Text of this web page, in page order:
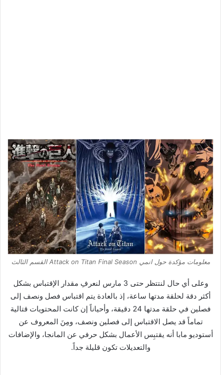
معلومات مؤكدة حول انمي Attack on Titan Final Season القسم الثالث
وعلى أي حال لنتتظر حتى 3 مارس لنعرفِ مقدار الإقتباس بشكل
أكثر دقة لحلقة مدتها ساعة، إذ بالعادة يتم اقتباس فصل ونصف إلى
فصلين في حلقة مدتها 24 دقيقة، وأحياناً إن كانت المحتويات قتالية
تماماً قد يصل الاقتباس إلى فصلين ونصف، ومِنَ المعروف عن
أستوديو مابا أنه يقتبِس الأعمال بشكل حرفي عن المانجا، والإضافات
والتعديلات تكون قليلة جداً.